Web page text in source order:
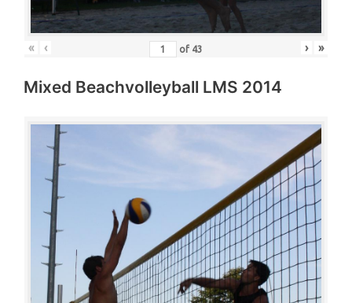
« ‹ of 43 › »
Mixed Beachvolleyball LMS 2014